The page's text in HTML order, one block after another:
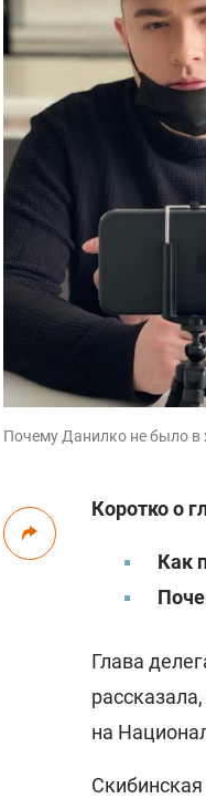
Почему Данилко не было в
Коротко о
Как
Глава
на